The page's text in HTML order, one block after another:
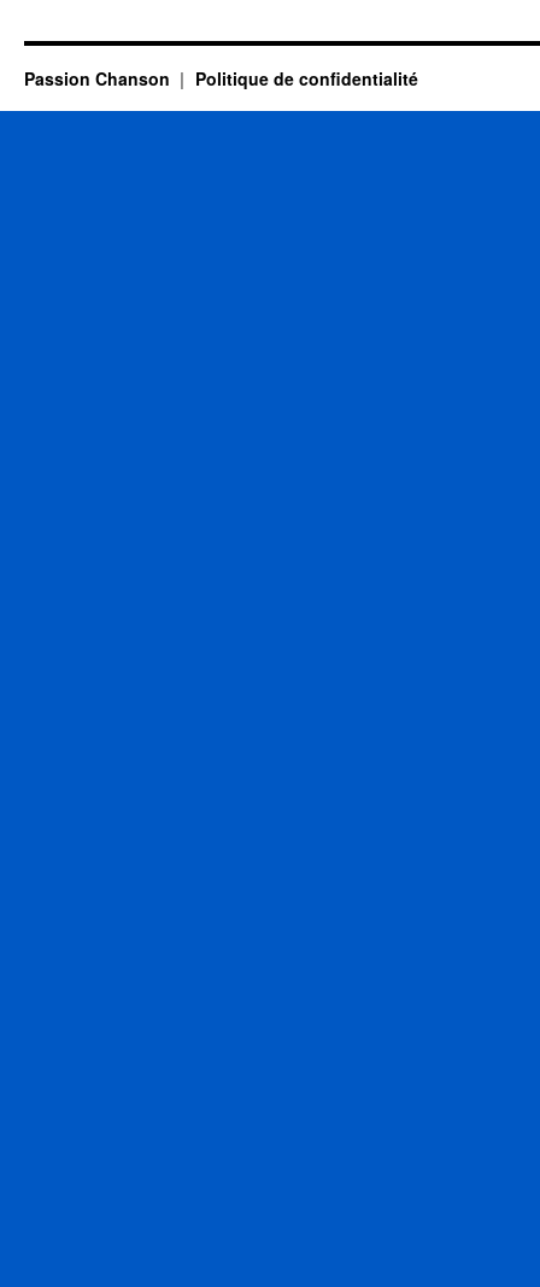
Passion Chanson Politique de confidentialité